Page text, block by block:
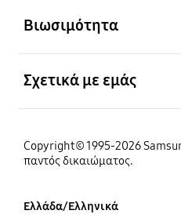
Βιωσιμότητα
Σχετικά με εμάς
Copyright© 1995-2026
παντός δικαιώματος.
Ελλάδα/Ελληνικά